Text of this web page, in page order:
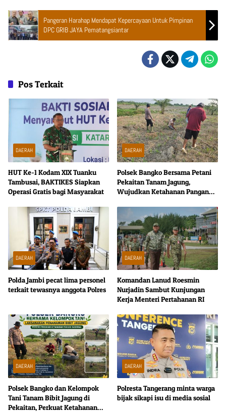
Pangeran Harahap Mendapat Kepercayaan Untuk Pimpinan
DPC GRIB JAYA Pematangsiantar
Pos Terkait
DAERAH
HUT Ke-1 Kodam XIX Tuanku
Tambusai, BAKTIKES Siapkan
Operasi Gratis bagi Masyarakat
DAERAH
Polsek Bangko Bersama Petani
Pekaitan Tanam Jagung,
Wujudkan Ketahanan Pangan
DAERAH
Polda Jambi pecat lima personel
terkait tewasnya anggota Polres
DAERAH
Komandan Lanud Roesmin
Nurjadin Sambut Kunjungan
Kerja Menteri Pertahanan RI
DAERAH
Polsek Bangko dan Kelompok
Tani Tanam Bibit Jagung di
Pekaitan, Perkuat Ketahanan
DAERAH
Polresta Tangerang minta warga
bijak sikapi isu di media sosial